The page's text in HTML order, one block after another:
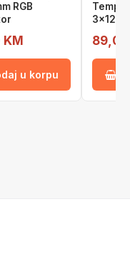
RGB
u korpu
3x120